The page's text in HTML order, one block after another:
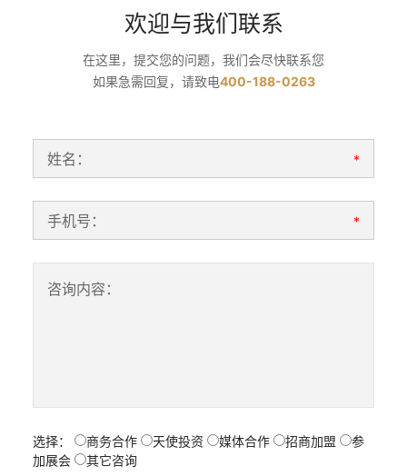
欢迎与我们联系
在这里，提交您的问题，我们会尽快联系您
如果急需回复，请致电400-188-0263
姓名： *
手机号： *
咨询内容：
选择： 商务合作 天使投资 媒体合作 招商加盟
参
加展会
其它咨询